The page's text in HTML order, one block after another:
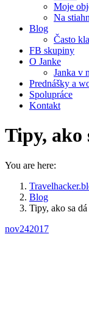
Moje
Na
Blog
Často
FB skupiny
O Janke
Janka v
Prednášky a
Spolupráce
Kontakt
Tipy, ako
You are here:
Blog
Tipy, ako sa
nov242017